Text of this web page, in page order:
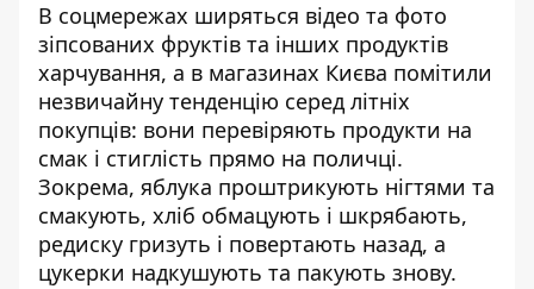
В соцмережах ширяться відео та фото
зіпсованих фруктів та інших продуктів
харчування, а в магазинах Києва помітили
незвичайну тенденцію серед літніх
покупців: вони перевіряють продукти на
смак і стиглість прямо на поличці.
Зокрема, яблука проштрикують нігтями та
смакують, хліб обмацують і шкрябають,
редиску гризуть і повертають назад, а
цукерки надкушують та пакують знову.